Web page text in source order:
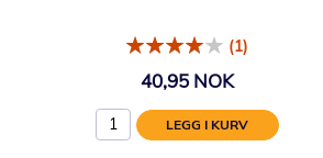
(1)
40,95 NOK
LEGG I KURV